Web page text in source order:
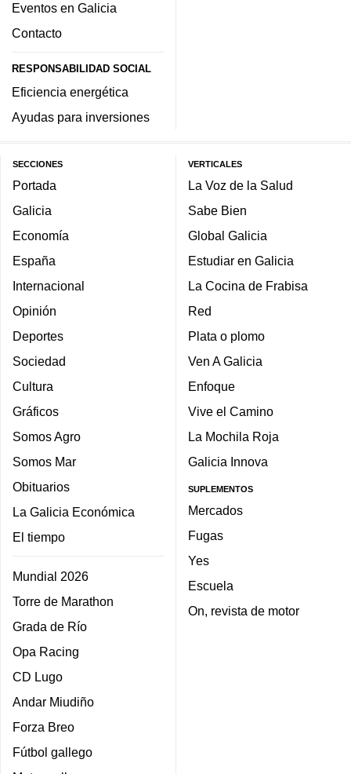
Eventos en Galicia
Contacto
RESPONSABILIDAD SOCIAL
Eficiencia energética
Ayudas para inversiones
SECCIONES
Portada
Galicia
Economía
España
Internacional
Opinión
Deportes
Sociedad
Cultura
Gráficos
Somos Agro
Somos Mar
Obituarios
La Galicia Económica
El tiempo
Mundial 2026
Torre de Marathon
Grada de Río
Opa Racing
CD Lugo
Andar Miudiño
Forza Breo
Fútbol gallego
VERTICALES
La Voz de la Salud
Sabe Bien
Global Galicia
Estudiar en Galicia
La Cocina de Frabisa
Red
Plata o plomo
Ven A Galicia
Enfoque
Vive el Camino
La Mochila Roja
Galicia Innova
SUPLEMENTOS
Mercados
Fugas
Yes
Escuela
On, revista de motor